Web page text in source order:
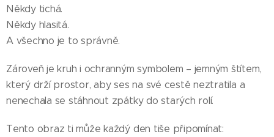
Někdy tichá.
Někdy hlasitá.
A všechno je to správně.
Zároveň je kruh i ochranným symbolem – jemným štítem,
který drží prostor, aby ses na své cestě neztratila a
nenechala se stáhnout zpátky do starých rolí.
Tento obraz ti může každý den tiše připomínat: